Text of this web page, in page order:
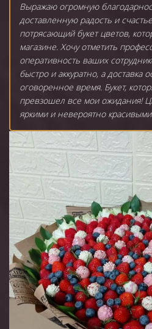
Выражаю огромную
доставленную радость и
потрясающий букет цветов,
магазине. Хочу отметить
оперативность ваших
быстро и аккуратно, а доставка
оговоренное время. Букет,
превзошел все мои ожидания!
яркими и невероятно